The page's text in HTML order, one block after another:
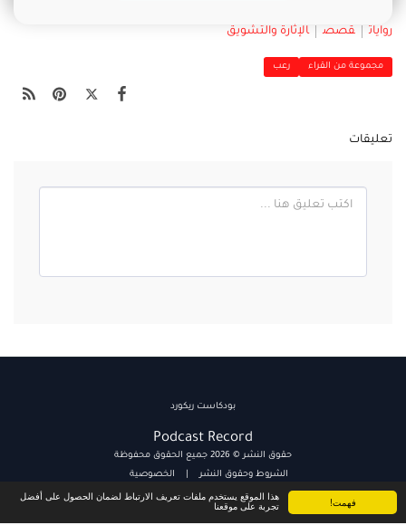
فهمت! هذا الموقع يستخدم ملفات تعريف الارتباط لضمان الحصول على أفضل
تجربة على موقعنا
روايات قصص الإثارة والتشويق
مجموعة من القراء رعب
تعليقات
Podcast Record
حقوق النشر © 2026 جميع الحقوق محفوظة
الشروط وحقوق النشر
الخصوصية
بودكاست ريكورد